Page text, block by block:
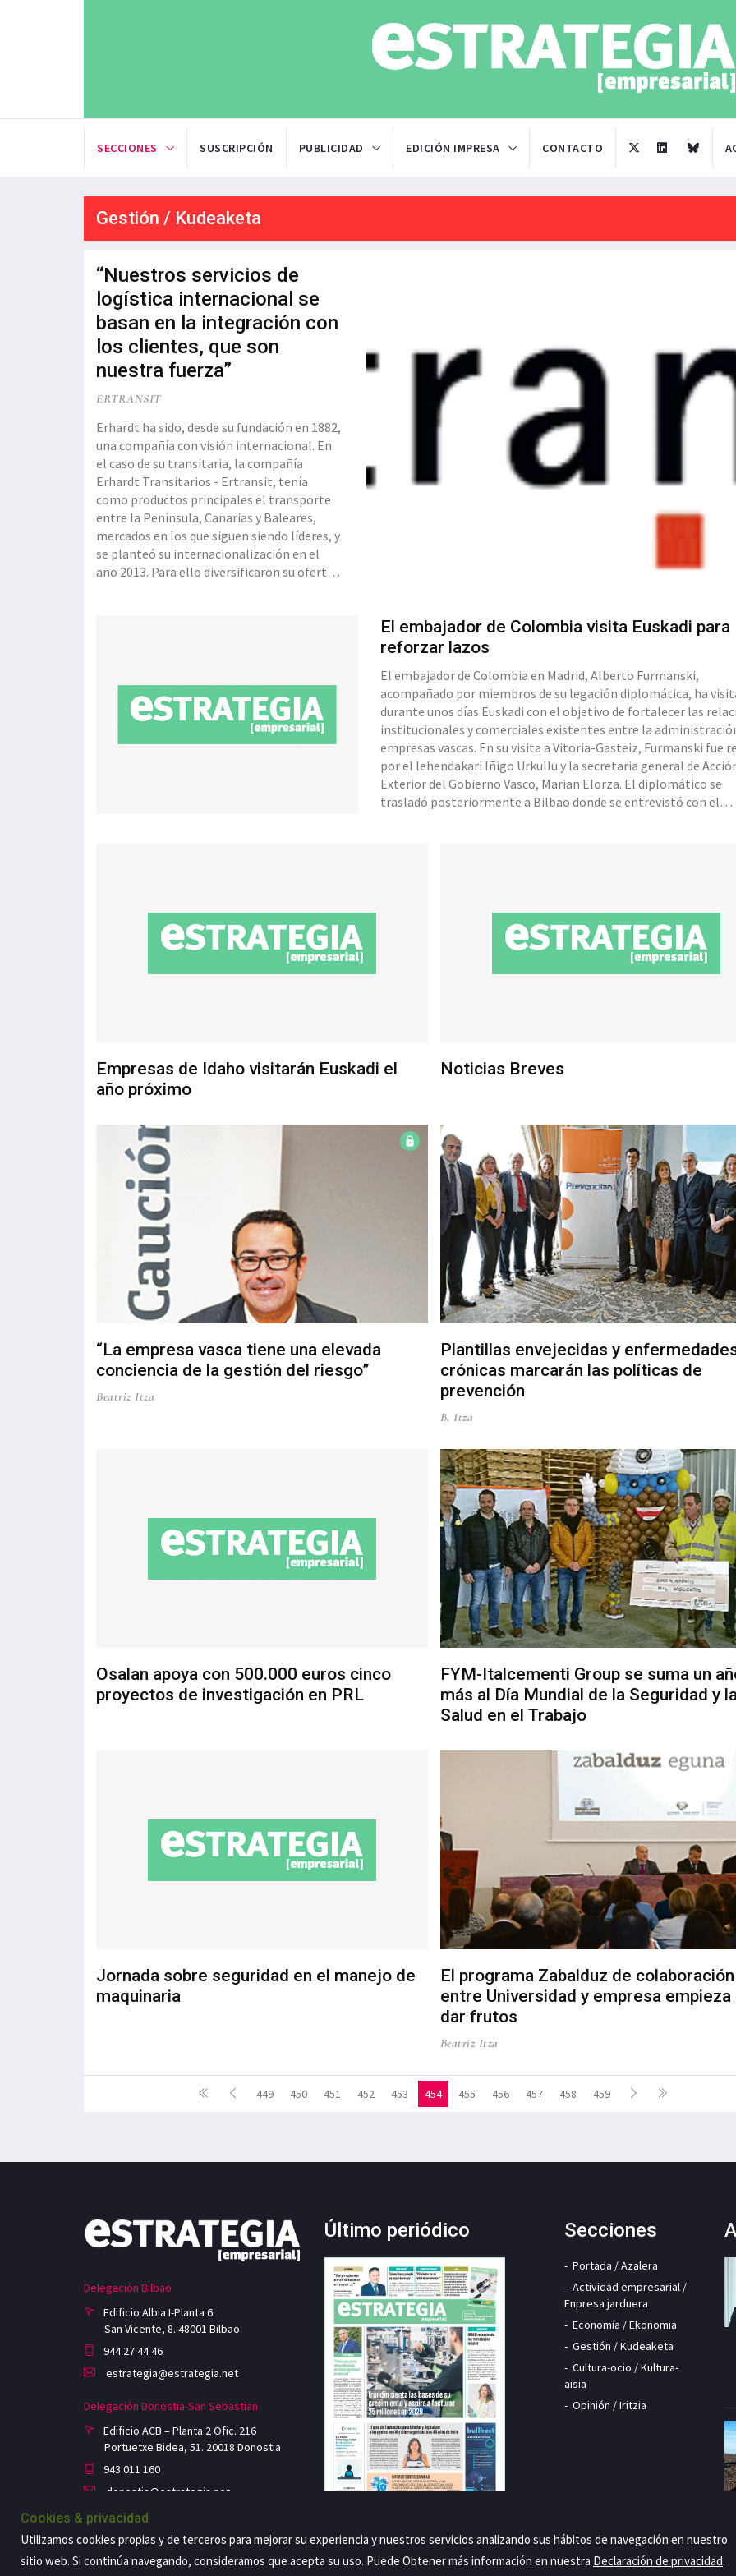
SECCIONES SUSCRIPCIÓN PUBLICIDAD EDICIÓN IMPRESA CONTACTO
Gestión / Kudeaketa
“Nuestros servicios de
logística internacional se
basan en la integración con
los clientes, que son
nuestra fuerza”
ERTRANSIT
Erhardt ha sido, desde su fundación en 1882,
una compañía con visión internacional. En
el caso de su transitaria, la compañía
Erhardt Transitarios - Ertransit, tenía
como productos principales el transporte
entre la Península, Canarias y Baleares,
mercados en los que siguen siendo líderes, y
se planteó su internacionalización en el
año 2013. Para ello diversificaron su oferta
hemos desarrollado l
El embajador de Colombia visita Euskadi para
reforzar lazos
El embajador de Colombia en Madrid, Alberto Furmanski,
acompañado por miembros de su legación diplomática, ha
durante unos días Euskadi con el objetivo de fortalecer las
institucionales y comerciales existentes entre la administración y
empresas vascas. En su visita a Vitoria-Gasteiz, Furmanski fue
por el lehendakari Iñigo Urkullu y la secretaria general de
Exterior del Gobierno Vasco, Marian Elorza. El diplomático se
trasladó posteriormente a Bilbao donde se entrevistó con el
Empresas de Idaho visitarán Euskadi el
año próximo
Noticias Breves
“La empresa vasca tiene una elevada
conciencia de la gestión del riesgo”
Beatriz Itza
Plantillas envejecidas y
crónicas marcarán las políticas de
prevención
B. Itza
Osalan apoya con 500.000 euros cinco
proyectos de investigación en PRL
FYM-Italcementi Group se suma un
más al Día Mundial de la Seguridad y
Salud en el Trabajo
Jornada sobre seguridad en el manejo de
maquinaria
El programa Zabalduz de colaboración
entre Universidad y empresa empieza
dar frutos
Beatriz Itza
449 450 451 452 453 454 455 456 457 458 459
Delegación Bilbao
Edificio Albia I-Planta 6
San Vicente, 8. 48001 Bilbao
944 27 44 46
estrategia@estrategia.net
Delegación Donostia-San Sebastian
Edificio ACB – Planta 2 Ofic. 216
Portuetxe Bidea, 51. 20018 Donostia
943 011 160
donostia@estrategia.net
Último periódico Secciones
Portada / Azalera
Actividad empresarial /
Enpresa jarduera
Economía / Ekonomia
Gestión / Kudeaketa
Cultura-ocio / Kultura-
aisia
Opinión / Iritzia
Cookies & privacidad
Utilizamos cookies propias y de terceros para mejorar su experiencia y nuestros servicios analizando sus hábitos de navegación en nuestro
sitio web. Si continúa navegando, consideramos que acepta su uso. Puede Obtener más información en nuestra Declaración de privacidad.